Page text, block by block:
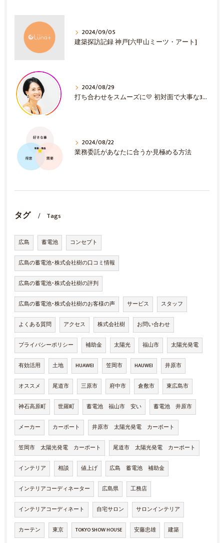
2024/09/05
建築探訪記録 神戸[六甲山ミーツ・アート]
2024/08/29
打ち合わせをスムーズに💛 初対面で大事な3選！
2024/08/22
業務委託があなたに合うか見極める方法
タグ Tags
広島 蓄電池 コンセプト
広島の蓄電池･株式会社樹の口コミ情報
広島の蓄電池･株式会社樹の評判
広島の蓄電池･株式会社樹のお客様の声 サービス スタッフ
よくある質問 アクセス 株式会社樹 お問い合わせ
プライバシーポリシー 補助金 太陽光 福山市 太陽光発電
有効活用 土地 HUAWEI 笠岡市 HAUWEI 井原市
オススメ 尾道市 三原市 府中市 倉敷市 東広島市
神石高原町 世羅町 蓄電池 福山市 安い 蓄電池 井原市
メーカー カーポート 井原市 太陽光発電 カーポート
笠岡市 太陽光発電 カーポート 尾道市 太陽光発電 カーポート
インテリア 相談 値上げ 広島 蓄電池 補助金
インテリアコーディネーター 広島県 工務店
インテリアコーディネート 自宅サロン サロンインテリア
カーテン 東京 TOKYO SHOW HOUSE 安藤忠雄 建築